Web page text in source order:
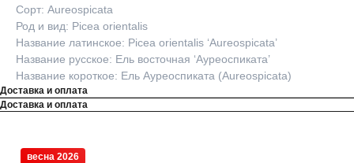
Сорт: Aureospicata
Род и вид: Picea orientalis
Название латинское: Picea orientalis ‘Aureospicata’
Название русское: Ель восточная ‘Ауреоспиката’
Название короткое: Ель Ауреоспиката (Aureospicata)
Доставка и оплата
Доставка и оплата
весна 2026